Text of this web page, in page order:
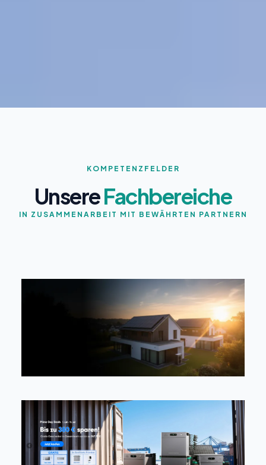
KOMPETENZFELDER
UnsereFachbereiche
IN ZUSAMMENARBEIT MIT BEWÄHRTEN PARTNERN